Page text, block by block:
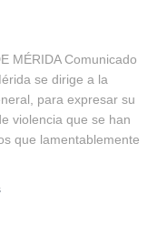
MÉRIDA Comunicado
se dirige a la
para expresar su
violencia que se han
que lamentablemente